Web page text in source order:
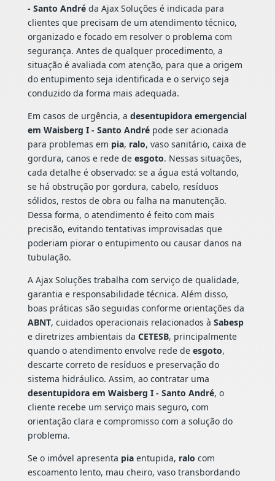
- Santo Andréda Ajax Soluções é indicada para
clientes que precisam de um atendimento técnico,
organizado e focado em resolver o problema com
segurança. Antes de qualquer procedimento, a
situação é avaliada com atenção, para que a origem
do entupimento seja identificada e o serviço seja
conduzido da forma mais adequada.
Em casos de urgência, a desentupidora emergencial
em Waisberg I - Santo Andrépode ser acionada
para problemas em pia, ralo, vaso sanitário, caixa de
gordura, canos e rede de esgoto. Nessas situações,
cada detalhe é observado: se a água está voltando,
se há obstrução por gordura, cabelo, resíduos
sólidos, restos de obra ou falha na manutenção.
Dessa forma, o atendimento é feito com mais
precisão, evitando tentativas improvisadas que
poderiam piorar o entupimento ou causar danos na
tubulação.
A Ajax Soluções trabalha com serviço de qualidade,
garantia e responsabilidade técnica. Além disso,
boas práticas são seguidas conforme orientações da
ABNT, cuidados operacionais relacionados à Sabesp
e diretrizes ambientais da CETESB, principalmente
quando o atendimento envolve rede de esgoto,
descarte correto de resíduos e preservação do
sistema hidráulico. Assim, ao contratar uma
desentupidora em Waisberg I - Santo André, o
cliente recebe um serviço mais seguro, com
orientação clara e compromisso com a solução do
problema.
Se o imóvel apresenta piaentupida, ralo com
escoamento lento, mau cheiro, vaso transbordando